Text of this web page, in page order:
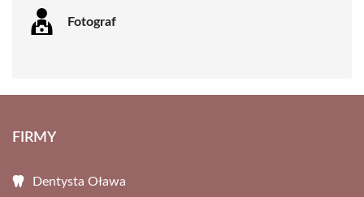
Fotograf
FIRMY
Dentysta Oława